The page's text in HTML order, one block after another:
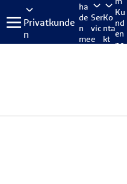
Privatkunde
n
ha
de
n
me
Ser
vic
e
Ko
nta
kt
Ku
nd
en
po